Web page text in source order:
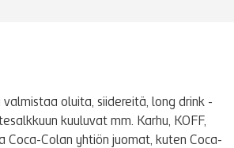
valmistaa oluita, siidereitä, long drink -
kuuluvat mm. Karhu, KOFF,
Coca-Colan yhtiön juomat, kuten Coca-